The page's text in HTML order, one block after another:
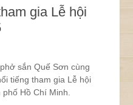
gia Lễ hội
sắn Quế Sơn cùng
tiếng tham gia Lễ hội
Hồ Chí Minh.